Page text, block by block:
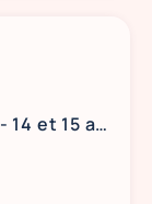
Hôte(sse) événementiel - Dijon - 14 et 15 août